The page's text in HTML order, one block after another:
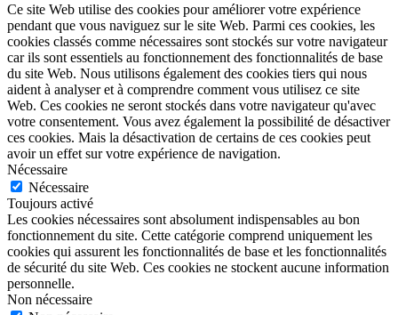
Ce site Web utilise des cookies pour améliorer votre expérience
pendant que vous naviguez sur le site Web. Parmi ces cookies, les
cookies classés comme nécessaires sont stockés sur votre navigateur
car ils sont essentiels au fonctionnement des fonctionnalités de base
du site Web. Nous utilisons également des cookies tiers qui nous
aident à analyser et à comprendre comment vous utilisez ce site
Web. Ces cookies ne seront stockés dans votre navigateur qu'avec
votre consentement. Vous avez également la possibilité de désactiver
ces cookies. Mais la désactivation de certains de ces cookies peut
avoir un effet sur votre expérience de navigation.
Nécessaire
Nécessaire
Toujours activé
Les cookies nécessaires sont absolument indispensables au bon
fonctionnement du site. Cette catégorie comprend uniquement les
cookies qui assurent les fonctionnalités de base et les fonctionnalités
de sécurité du site Web. Ces cookies ne stockent aucune information
personnelle.
Non nécessaire